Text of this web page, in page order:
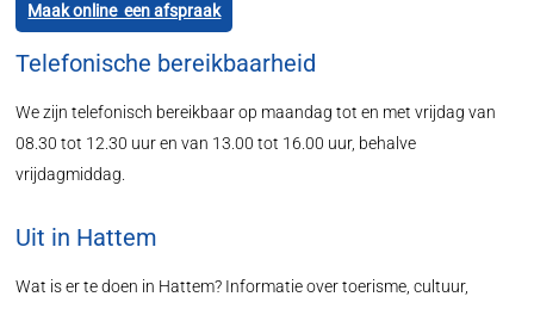
Maak online een afspraak
Telefonische bereikbaarheid
We zijn telefonisch bereikbaar op maandag tot en met vrijdag van
08.30 tot 12.30 uur en van 13.00 tot 16.00 uur, behalve
vrijdagmiddag.
Uit in Hattem
Wat is er te doen in Hattem? Informatie over toerisme, cultuur,